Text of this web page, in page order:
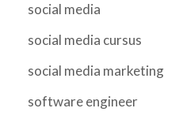
social media
social media cursus
social media marketing
software engineer